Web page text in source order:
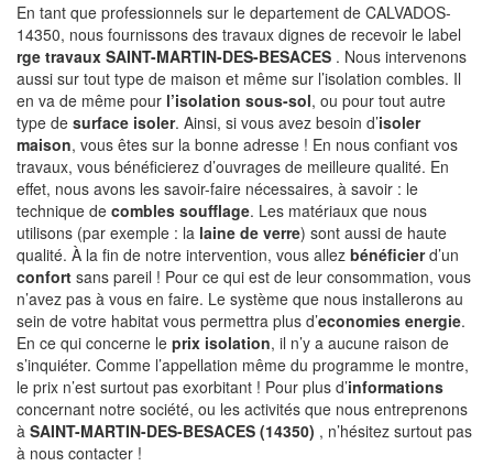
En tant que professionnels sur le departement de CALVADOS-
14350, nous fournissons des travaux dignes de recevoir le label
rge travaux SAINT-MARTIN-DES-BESACES . Nous intervenons
aussi sur tout type de maison et même sur l’isolation combles. Il
en va de même pour l’isolation sous-sol, ou pour tout autre
type de surface isoler. Ainsi, si vous avez besoin d’isoler
maison, vous êtes sur la bonne adresse ! En nous confiant vos
travaux, vous bénéficierez d’ouvrages de meilleure qualité. En
effet, nous avons les savoir-faire nécessaires, à savoir : le
technique de combles soufflage. Les matériaux que nous
utilisons (par exemple : la laine de verre) sont aussi de haute
qualité. À la fin de notre intervention, vous allez bénéficierd’un
confort sans pareil ! Pour ce qui est de leur consommation, vous
n’avez pas à vous en faire. Le système que nous installerons au
sein de votre habitat vous permettra plus d’economies energie.
En ce qui concerne le prix isolation, il n’y a aucune raison de
s’inquiéter. Comme l’appellation même du programme le montre,
le prix n’est surtout pas exorbitant ! Pour plus d’informations
concernant notre société, ou les activités que nous entreprenons
à SAINT-MARTIN-DES-BESACES (14350) , n’hésitez surtout pas
à nous contacter !